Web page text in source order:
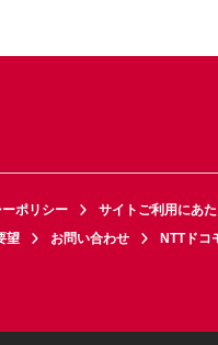
ポリシー サイトご利用にあ
望 お問い合わせ NTTドコ